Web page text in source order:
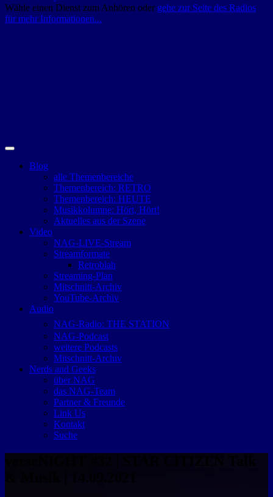
Wähle einen Dienst zum Anhören oder gehe zur Seite des Radios
für mehr Informationen...
Blog
alle Themenbereiche
Themenbereich: RETRO
Themenbereich: HEUTE
Musikkolumne: Hört, Hört!
Aktuelles aus der Szene
Video
NAG-LIVE-Stream
Streamformate
Retroblah
Streaming-Plan
Mitschnitt-Archiv
YouTube-Archiv
Audio
NAG-Radio: THE STATION
NAG-Podcast
weitere Podcasts
Mitschnitt-Archiv
Nerds and Geeks
über NAG
das NAG-Team
Partner & Freunde
Link Us
Kontakt
Suche